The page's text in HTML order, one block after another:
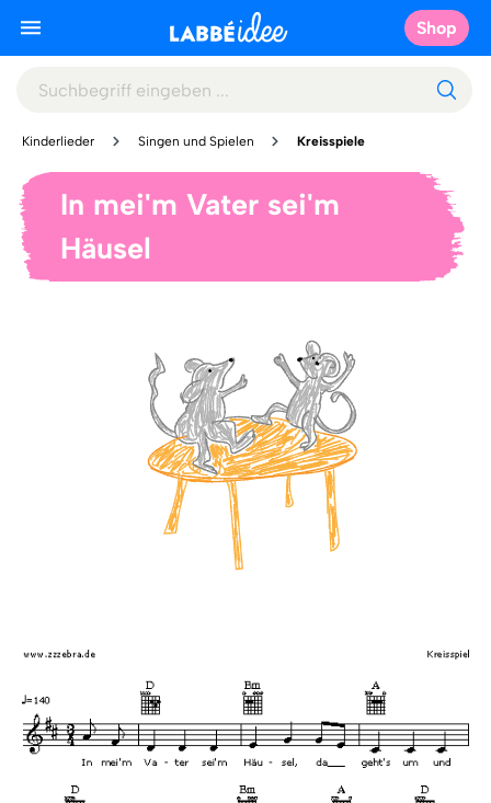
Shop
Kinderlieder Singen und Spielen Kreisspiele
In mei'm Vater sei'm
Häusel